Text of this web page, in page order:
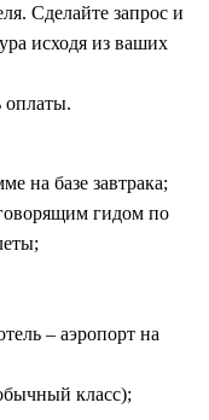
Сделайте запрос и
исходя из ваших
оплаты.
на базе завтрака;
гидом по
– аэропорт на
класс);